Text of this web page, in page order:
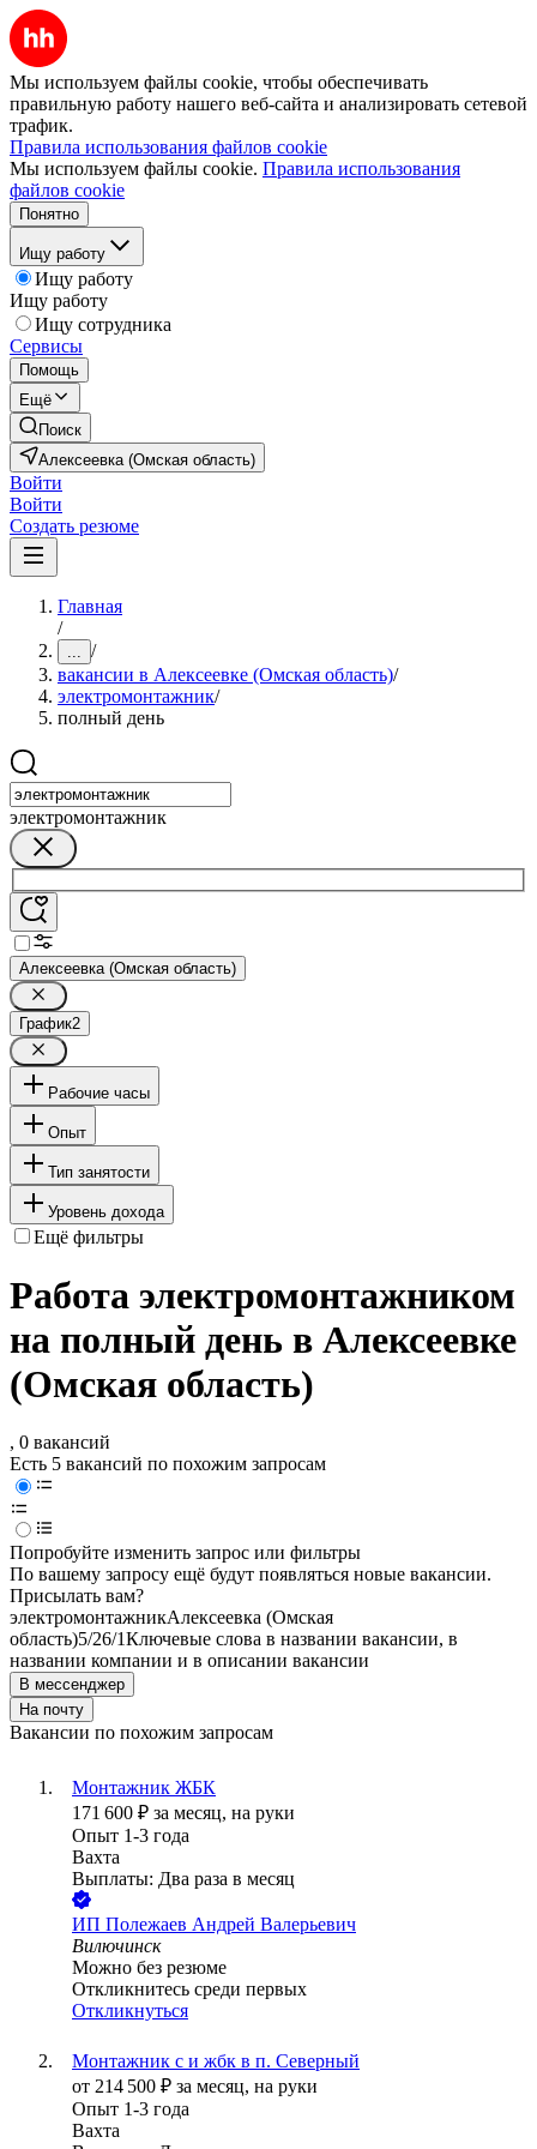
Мы используем файлы cookie, чтобы обеспечивать
правильную работу нашего веб-сайта и анализировать сетевой
трафик.
Правила использования файлов cookie
Мы используем файлы cookie. Правила использования
файлов cookie
Понятно
Ищу работу
Ищу работу
Ищу работу
Ищу сотрудника
Сервисы
Помощь
Ещё
Поиск
Алексеевка (Омская область)
Войти
Войти
Создать резюме
Главная
/
... /
вакансии в Алексеевке (Омская область)/
электромонтажник/
полный день
электромонтажник
Алексеевка (Омская область)
График2
Рабочие часы
Опыт
Тип занятости
Уровень дохода
Ещё фильтры
Работа электромонтажником
на полный день в Алексеевке
(Омская область)
, 0 вакансий
Есть 5 вакансий по похожим запросам
Попробуйте изменить запрос или фильтры
По вашему запросу ещё будут появляться новые вакансии.
Присылать вам?
электромонтажникАлексеевка (Омская
область)5/26/1Ключевые слова в названии вакансии, в
названии компании и в описании вакансии
В мессенджер
На почту
Вакансии по похожим запросам
Монтажник ЖБК
171 600 ₽ за месяц, на руки
Опыт 1-3 года
Вахта
Выплаты: Два раза в месяц
ИП Полежаев Андрей Валерьевич
Вилючинск
Можно без резюме
Откликнитесь среди первых
Откликнуться
Монтажник с и жбк в п. Северный
от 214 500 ₽ за месяц, на руки
Опыт 1-3 года
Вахта